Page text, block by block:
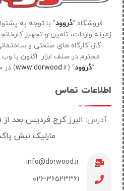
فروشگاه “دُروود
زمینه واردات، تامین و تجهیز
گاز، کارگاه های صنعتی و
محترم در صنف ابزار اکنون با
“دُروود” (
www.dorwood.ir) در خدمت گذاری آماده است.
اطلاعات تماس
آدرس: البرز کرج فردیس بعد از
مارلیک نبش
info@dorwood.ir
۰۲۶-۳۶۵۲۳۳۶۱